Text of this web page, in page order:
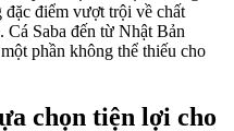
điểm vượt trội về chất
Saba đến từ Nhật Bản
phần không thể thiếu cho
chọn tiện lợi cho